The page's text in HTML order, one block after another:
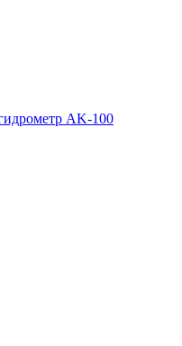
AK-100